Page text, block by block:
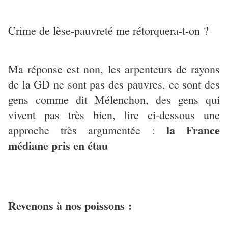
Crime de lèse-pauvreté me rétorquera-t-on ?
Ma réponse est non, les arpenteurs de rayons
de la GD ne sont pas des pauvres, ce sont des
gens comme dit Mélenchon, des gens qui
vivent pas très bien, lire ci-dessous une
approche très argumentée : la France
médiane pris en étau
Revenons à nos poissons :